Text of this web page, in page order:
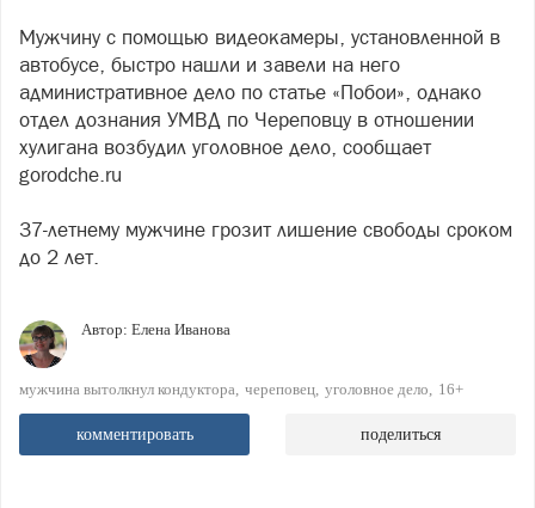
Мужчину с помощью видеокамеры, установленной в
автобусе, быстро нашли и завели на него
административное дело по статье «Побои», однако
отдел дознания УМВД по Череповцу в отношении
хулигана возбудил уголовное дело, сообщает
gorodche.ru
37-летнему мужчине грозит лишение свободы сроком
до 2 лет.
Автор: Елена Иванова
мужчина вытолкнул кондуктора череповец уголовное дело 16+
комментировать поделиться